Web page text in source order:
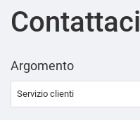
Contattaci
Argomento